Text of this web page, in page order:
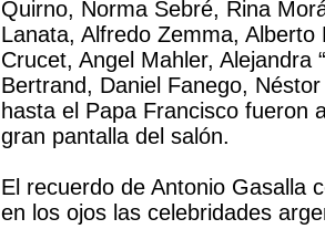
Quirno, Norma Sebré, Rina
Lanata, Alfredo Zemma,
Crucet, Angel Mahler, Alejandra
Bertrand, Daniel Fanego,
hasta el Papa Francisco fueron
gran pantalla del salón.
El recuerdo de Antonio Gasalla
en los ojos las celebridades